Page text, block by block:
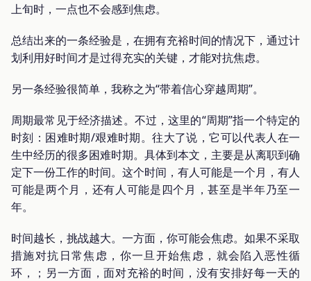
上旬时，一点也不会感到焦虑。
总结出来的一条经验是，在拥有充裕时间的情况下，通过计
划利用好时间才是过得充实的关键，才能对抗焦虑。
另一条经验很简单，我称之为“带着信心穿越周期”。
周期最常见于经济描述。不过，这里的“周期”指一个特定的
时刻：困难时期/艰难时期。往大了说，它可以代表人在一
生中经历的很多困难时期。具体到本文，主要是从离职到确
定下一份工作的时间。这个时间，有人可能是一个月，有人
可能是两个月，还有人可能是四个月，甚至是半年乃至一
年。
时间越长，挑战越大。一方面，你可能会焦虑。如果不采取
措施对抗日常焦虑，你一旦开始焦虑，就会陷入恶性循
环，；另一方面，面对充裕的时间，没有安排好每一天的